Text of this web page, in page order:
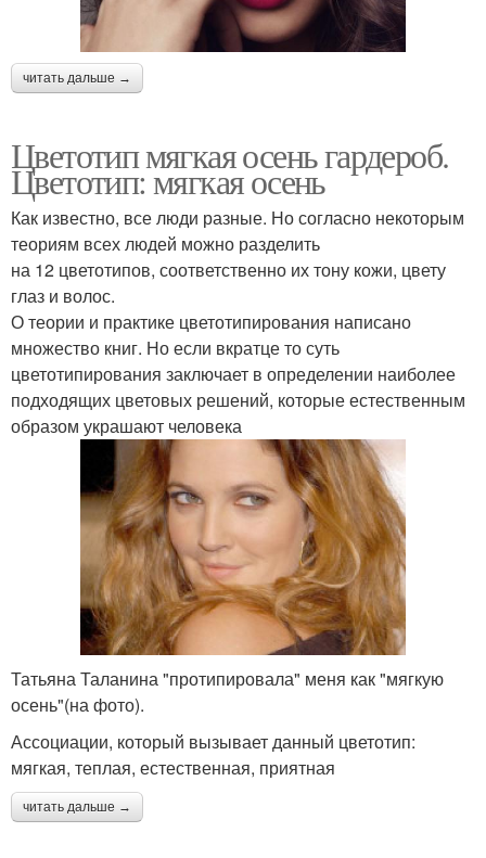
читать дальше →
Цветотип мягкая осень гардероб.
Цветотип: мягкая осень
Как известно, все люди разные. Но согласно некоторым
теориям всех людей можно разделить
на 12 цветотипов, соответственно их тону кожи, цвету
глаз и волос.
О теории и практике цветотипирования написано
множество книг. Но если вкратце то суть
цветотипирования заключает в определении наиболее
подходящих цветовых решений, которые естественным
образом украшают человека
Татьяна Таланина "протипировала" меня как "мягкую
осень"(на фото).
Ассоциации, который вызывает данный цветотип:
мягкая, теплая, естественная, приятная
читать дальше →